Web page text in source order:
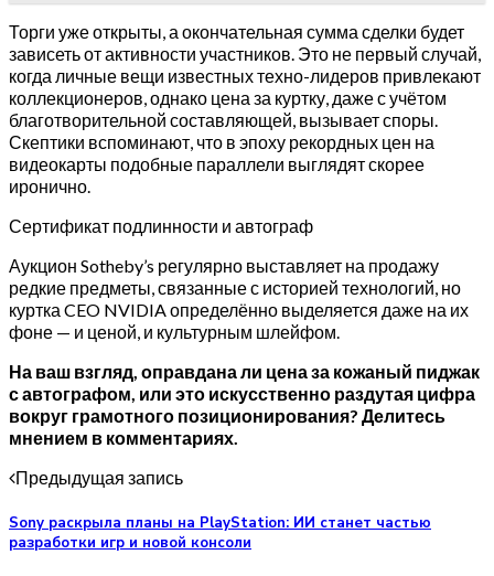
Торги уже открыты, а окончательная сумма сделки будет
зависеть от активности участников. Это не первый случай,
когда личные вещи известных техно-лидеров привлекают
коллекционеров, однако цена за куртку, даже с учётом
благотворительной составляющей, вызывает споры.
Скептики вспоминают, что в эпоху рекордных цен на
видеокарты подобные параллели выглядят скорее
иронично.
Сертификат подлинности и автограф
Аукцион Sotheby’s регулярно выставляет на продажу
редкие предметы, связанные с историей технологий, но
куртка CEO NVIDIA определённо выделяется даже на их
фоне — и ценой, и культурным шлейфом.
На ваш взгляд, оправдана ли цена за кожаный пиджак
с автографом, или это искусственно раздутая цифра
вокруг грамотного позиционирования? Делитесь
мнением в комментариях.
Предыдущая запись
Sony раскрыла планы на PlayStation: ИИ станет частью
разработки игр и новой консоли